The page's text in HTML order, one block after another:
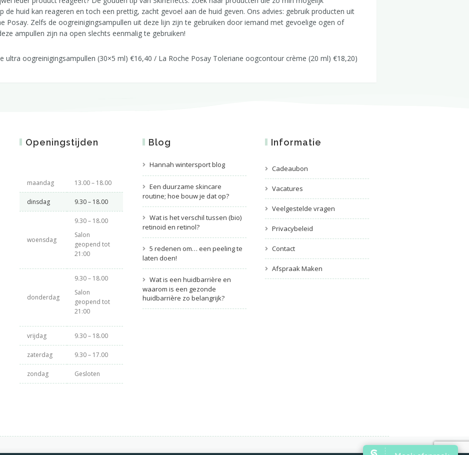
de huid kan reageren en toch een prettig, zacht gevoel aan de huid geven. Ons advies: gebruik producten uit
Posay. Zelfs de oogreinigingsampullen uit deze lijn zijn te gebruiken door iemand met gevoelige ogen of
ampullen zijn na open slechts eenmalig te gebruiken!
ultra oogreinigingsampullen (30×5 ml) €16,40 / La Roche Posay Toleriane oogcontour crème (20 ml) €18,20)
Openingstijden
maandag 13.00 – 18.00
dinsdag 9.30 – 18.00
woensdag
9.30 – 18.00
Salon
geopend tot
21:00
donderdag
9.30 – 18.00
Salon
geopend tot
21:00
vrijdag 9.30 – 18.00
zaterdag 9.30 – 17.00
zondag Gesloten
Blog
Hannah wintersport blog
Een duurzame skincare
routine; hoe bouw je dat op?
Wat is het verschil tussen (bio)
retinoid en retinol?
5 redenen om… een peeling te
laten doen!
Wat is een huidbarrière en
waarom is een gezonde
huidbarrière zo belangrijk?
Informatie
Cadeaubon
Vacatures
Veelgestelde vragen
Privacybeleid
Contact
Afspraak Maken